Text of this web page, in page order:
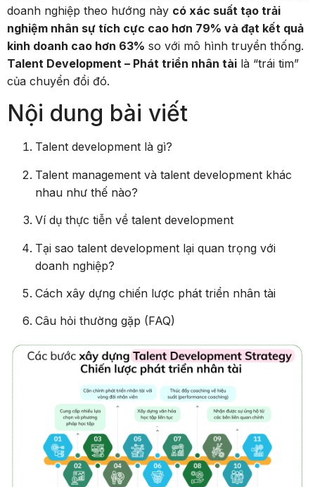
doanh nghiệp theo hướng này có xác suất tạo trải
nghiệm nhân sự tích cực cao hơn 79% và đạt kết quả
kinh doanh cao hơn 63% so với mô hình truyền thống.
Talent Development – Phát triển nhân tài là “trái tim”
của chuyển đổi đó.
Nội dung bài viết
Talent development là gì?
Talent management và talent development khác
nhau như thế nào?
Ví dụ thực tiễn về talent development
Tại sao talent development lại quan trọng với
doanh nghiệp?
Cách xây dựng chiến lược phát triển nhân tài
Câu hỏi thường gặp (FAQ)